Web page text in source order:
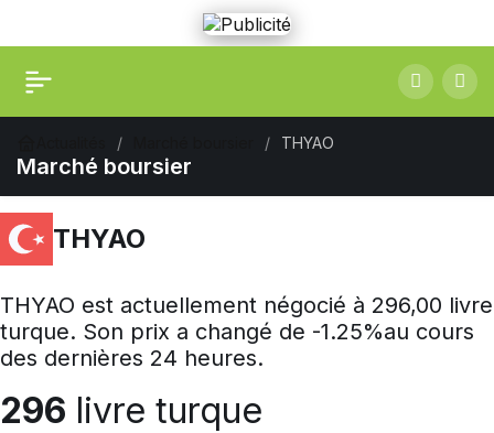
THYAO
Marché boursier
THYAO
THYAO est actuellement négocié à 296,00 livre
turque. Son prix a changé de -1.25%au cours
des dernières 24 heures.
296 livre turque